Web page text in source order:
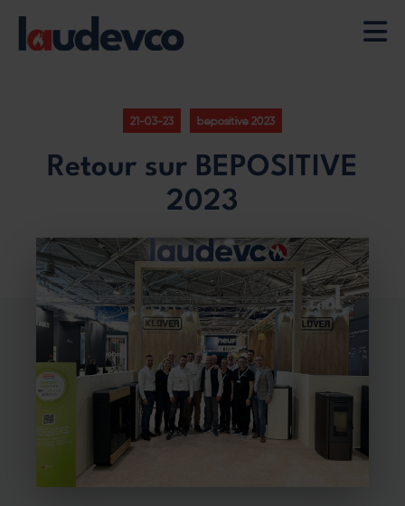
21-03-23 bepositive 2023
Retour sur BEPOSITIVE
2023